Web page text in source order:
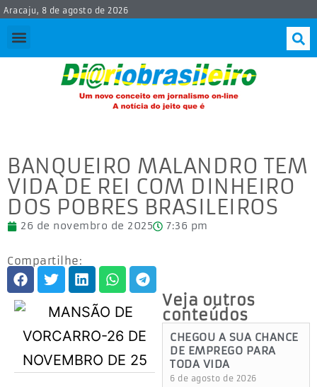
Aracaju, 8 de agosto de 2026
BANQUEIRO MALANDRO TEM
VIDA DE REI COM DINHEIRO
DOS POBRES BRASILEIROS
26 de novembro de 2025 7:36 pm
Compartilhe:
Veja outros
conteúdos
CHEGOU A SUA CHANCE
DE EMPREGO PARA
TODA VIDA
6 de agosto de 2026